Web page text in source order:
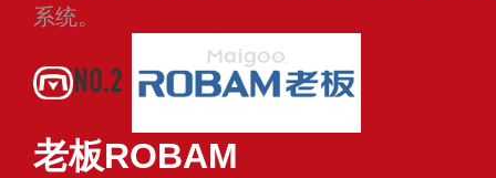
系统。
NO.2
老板ROBAM